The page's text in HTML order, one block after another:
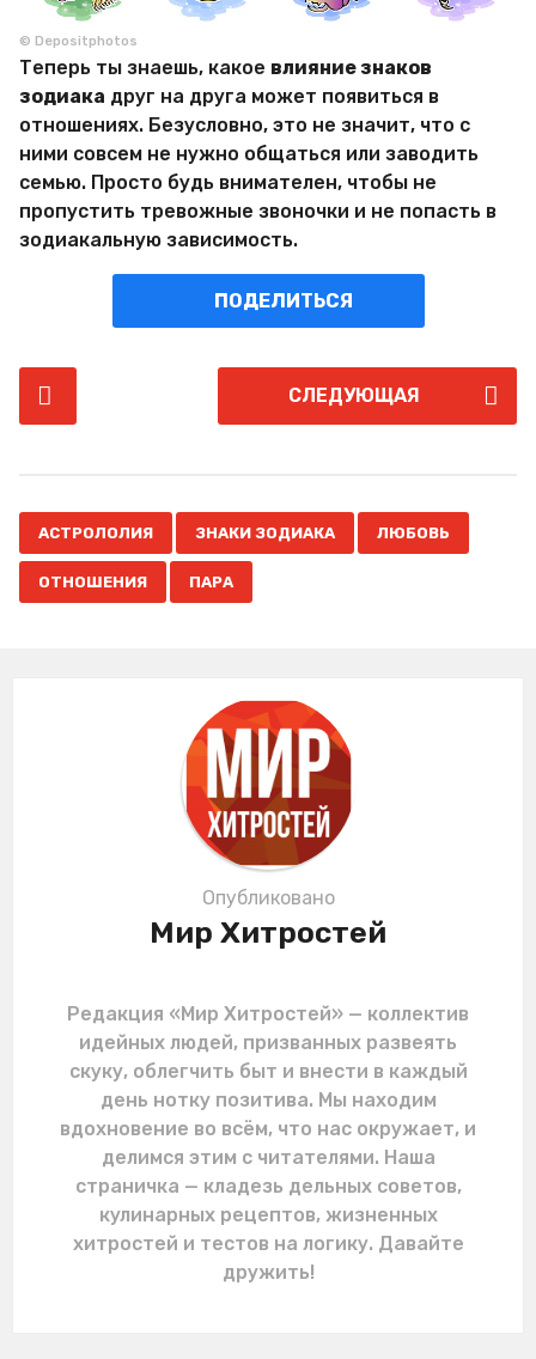
© Depositphotos
Теперь ты знаешь, какое влияние знаков
зодиака друг на друга может появиться в
отношениях. Безусловно, это не значит, что с
ними совсем не нужно общаться или заводить
семью. Просто будь внимателен, чтобы не
пропустить тревожные звоночки и не попасть в
зодиакальную зависимость.
ПОДЕЛИТЬСЯ
P
P
g
i
СЛЕДУЮЩАЯ
АСТРОЛОЛИЯ ЗНАКИ ЗОДИАКА ЛЮБОВЬ
ОТНОШЕНИЯ ПАРА
Опубликовано
Мир Хитростей
Редакция «Мир Хитростей» — коллектив
идейных людей, призванных развеять
скуку, облегчить быт и внести в каждый
день нотку позитива. Мы находим
вдохновение во всём, что нас окружает, и
делимся этим с читателями. Наша
страничка — кладезь дельных советов,
кулинарных рецептов, жизненных
хитростей и тестов на логику. Давайте
дружить!